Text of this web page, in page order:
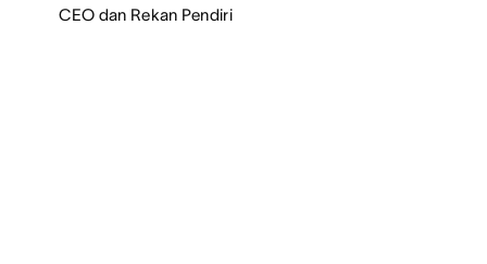
CEO dan Rekan Pendiri